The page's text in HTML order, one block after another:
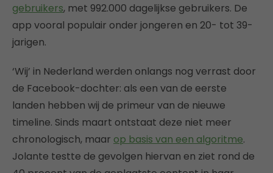
gebruikers, met 992.000 dagelijkse gebruikers. De
app vooral populair onder jongeren en 20- tot 39-
jarigen.
‘Wij’ in Nederland werden onlangs nog verrast door
de Facebook-dochter: als een van de eerste
landen hebben wij de primeur van de nieuwe
timeline. Sinds maart ontstaat deze niet meer
chronologisch, maar op basis van een algoritme.
Jolante testte de gevolgen hiervan en ziet rond de